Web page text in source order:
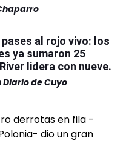
al rojo vivo: los
ya sumaron 25
lidera con nueve.
Diario de Cuyo
derrotas en fila -
dio un gran